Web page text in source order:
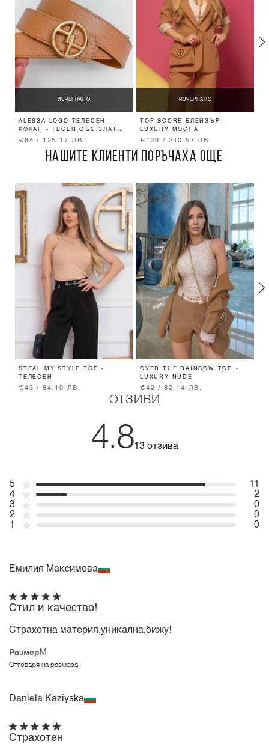
ИЗЧЕРПАНО
ALESSA LOGO ТЕЛЕСЕН
КОЛАН - ТЕСЕН СЪС ЗЛАТНА
ТОКА
€64 / 125.17 ЛВ.
ИЗЧЕРПАНО
TOP SCORE БЛЕЙЗЪР -
LUXURY MOCHA
€123 / 240.57 ЛВ.
НАШИТЕ КЛИЕНТИ ПОРЪЧАХА ОЩЕ
STEAL MY STYLE ТОП -
ТЕЛЕСЕН
€43 / 84.10 ЛВ.
OVER THE RAINBOW ТОП -
LUXURY NUDE
€42 / 82.14 ЛВ.
ОТЗИВИ
4.813 отзива
5
11
4
2
3
0
2
0
1
0
Емилия Максимова
Размер M
Отговаря на размера
Стил и качество!
Страхотна материя,уникална,бижу!
Daniela Kaziyska
Страхотен